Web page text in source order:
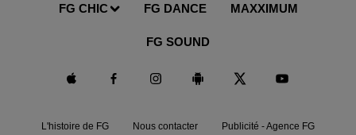
FG CHIC FG DANCE MAXXIMUM
FG SOUND
L'histoire de FG Nous contacter Publicité - Agence FG